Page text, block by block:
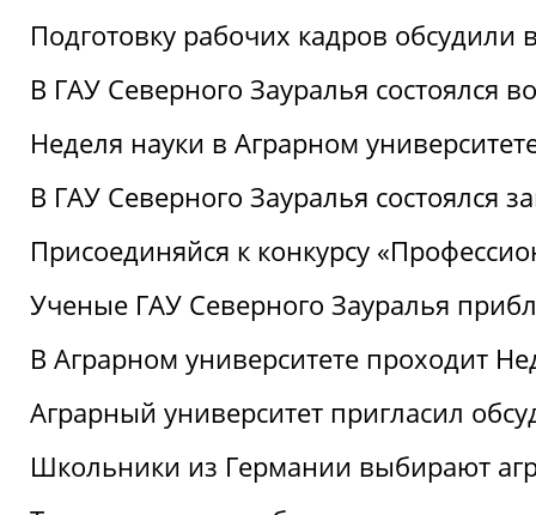
Подготовку рабочих кадров
В ГАУ Северного Зауралья состоялся
Неделя науки в Аграрном
В ГАУ Северного Зауралья
Присоединяйся к конкурсу
Ученые ГАУ Северного Зауралья
В Аграрном университете проходит
Аграрный университет пригласил
Школьники из Германии выбирают